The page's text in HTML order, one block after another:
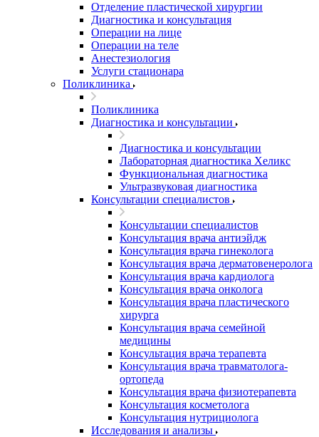
Отделение пластической хирургии
Диагностика и консультация
Операции на лице
Операции на теле
Анестезиология
Услуги стационара
Поликлиника
Поликлиника
Диагностика и консультации
Диагностика и консультации
Лабораторная диагностика Хеликс
Функциональная диагностика
Ультразвуковая диагностика
Консультации специалистов
Консультации специалистов
Консультация врача антиэйдж
Консультация врача гинеколога
Консультация врача дерматовенеролога
Консультация врача кардиолога
Консультация врача онколога
Консультация врача пластического
хирурга
Консультация врача семейной
медицины
Консультация врача терапевта
Консультация врача травматолога-
ортопеда
Консультация врача физиотерапевта
Консультация косметолога
Консультация нутрициолога
Исследования и анализы